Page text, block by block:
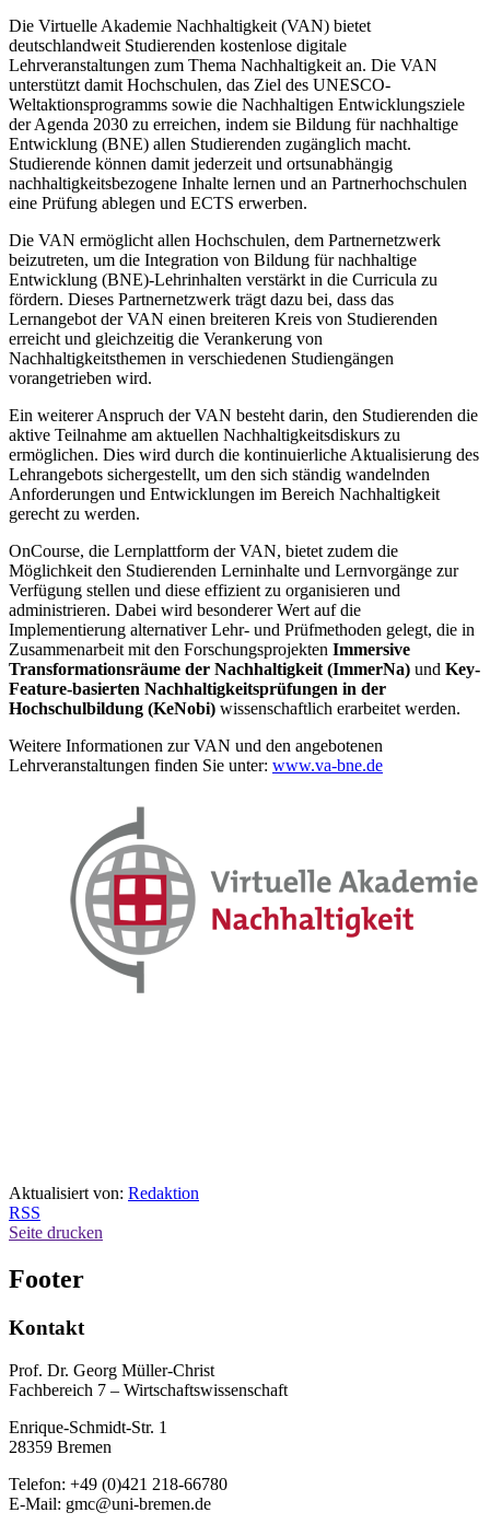
Die Virtuelle Akademie Nachhaltigkeit (VAN) bietet
deutschlandweit Studierenden kostenlose digitale
Lehrveranstaltungen zum Thema Nachhaltigkeit an. Die VAN
unterstützt damit Hochschulen, das Ziel des UNESCO-
Weltaktionsprogramms sowie die Nachhaltigen Entwicklungsziele
der Agenda 2030 zu erreichen, indem sie Bildung für nachhaltige
Entwicklung (BNE) allen Studierenden zugänglich macht.
Studierende können damit jederzeit und ortsunabhängig
nachhaltigkeitsbezogene Inhalte lernen und an Partnerhochschulen
eine Prüfung ablegen und ECTS erwerben.
Die VAN ermöglicht allen Hochschulen, dem Partnernetzwerk
beizutreten, um die Integration von Bildung für nachhaltige
Entwicklung (BNE)-Lehrinhalten verstärkt in die Curricula zu
fördern. Dieses Partnernetzwerk trägt dazu bei, dass das
Lernangebot der VAN einen breiteren Kreis von Studierenden
erreicht und gleichzeitig die Verankerung von
Nachhaltigkeitsthemen in verschiedenen Studiengängen
vorangetrieben wird.
Ein weiterer Anspruch der VAN besteht darin, den Studierenden die
aktive Teilnahme am aktuellen Nachhaltigkeitsdiskurs zu
ermöglichen. Dies wird durch die kontinuierliche Aktualisierung des
Lehrangebots sichergestellt, um den sich ständig wandelnden
Anforderungen und Entwicklungen im Bereich Nachhaltigkeit
gerecht zu werden.
OnCourse, die Lernplattform der VAN, bietet zudem die
Möglichkeit den Studierenden Lerninhalte und Lernvorgänge zur
Verfügung stellen und diese effizient zu organisieren und
administrieren. Dabei wird besonderer Wert auf die
Implementierung alternativer Lehr- und Prüfmethoden gelegt, die in
Zusammenarbeit mit den Forschungsprojekten Immersive
Transformationsräume der Nachhaltigkeit (ImmerNa) und Key-
Feature-basierten Nachhaltigkeitsprüfungen in der
Hochschulbildung (KeNobi) wissenschaftlich erarbeitet werden.
Weitere Informationen zur VAN und den angebotenen
Lehrveranstaltungen finden Sie unter: www.va-bne.de
Aktualisiert von: Redaktion
RSS
Seite drucken
Footer
Kontakt
Prof. Dr. Georg Müller-Christ
Fachbereich 7 – Wirtschaftswissenschaft
Enrique-Schmidt-Str. 1
28359 Bremen
Telefon: +49 (0)421 218-66780
E-Mail: gmc@uni-bremen.de